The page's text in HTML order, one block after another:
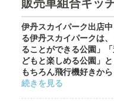
販売車組合キッ
伊丹スカイパーク出店
る伊丹スカイパークは
ることができる公園」
どもと楽しめる公園」
もちろん飛行機好きか
続きを見る